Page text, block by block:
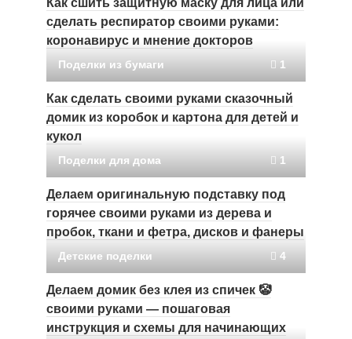
Как сшить защитную маску для лица или
сделать респиратор своими руками:
коронавирус и мнение докторов
Поделки из бумаги 1
Как сделать своими руками сказочный
домик из коробок и картона для детей и
кукол
Поделки для дома 1
Делаем оригинальную подставку ‍под
горячее своими руками из дерева и
пробок, ткани и фетра, дисков и фанеры
Детские поделки 4
Делаем домик без клея из спичек 🤡
своими руками — пошаговая
инструкция и схемы для начинающих